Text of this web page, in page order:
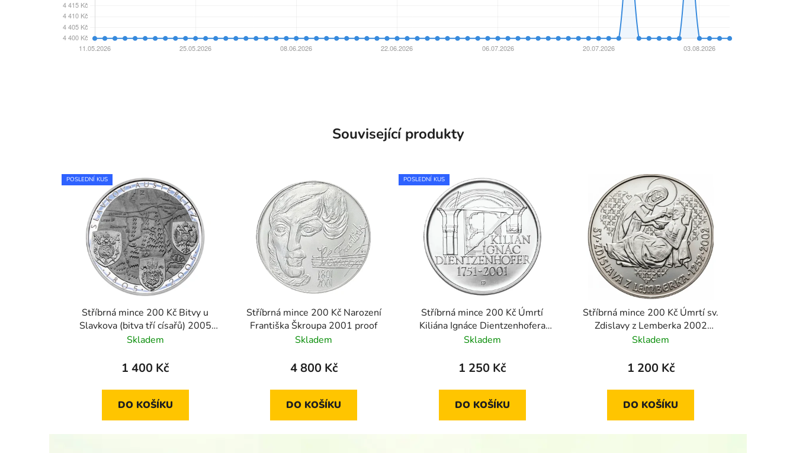
Související produkty
POSLEDNÍ KUS
Stříbrná mince 200 Kč Bitvy u
Slavkova (bitva tří císařů) 2005
standard
Skladem
1 400 Kč
DO KOŠÍKU
Stříbrná mince 200 Kč Narození
Františka Škroupa 2001 proof
Skladem
4 800 Kč
DO KOŠÍKU
POSLEDNÍ KUS
Stříbrná mince 200 Kč Úmrtí
Kiliána Ignáce Dientzenhofera
2001 standard
Skladem
1 250 Kč
DO KOŠÍKU
Stříbrná mince 200 Kč Úmrtí sv.
Zdislavy z Lemberka 2002
standard
Skladem
1 200 Kč
DO KOŠÍKU